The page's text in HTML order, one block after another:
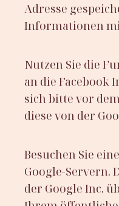
Adresse
Informationen
Nutzen Sie die
an die Facebook
sich bitte vor
diese von der
Besuchen Sie
Google-Servern.
der Google Inc.